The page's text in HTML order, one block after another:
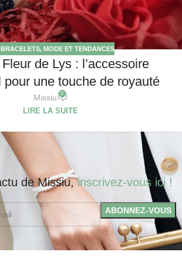
, MODE ET TENDANCES
de Lys : l’accessoire
pour une touche de royauté
Missiu 0
LIRE LA SUITE
de Missiu,inscrivez-vous ici !